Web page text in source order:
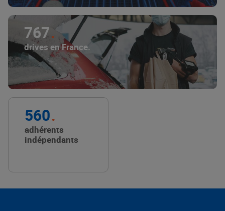
767
drives en France.
560
adhérents
indépendants